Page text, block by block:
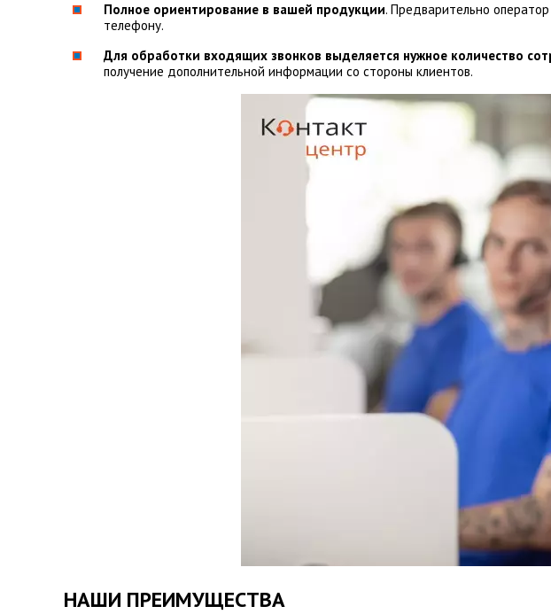
Полное ориентирование в вашей продукции. Предварительно
телефону.
Для обработки входящих звонков выделяется нужное количество
получение дополнительной информации со стороны клиентов.
НАШИ ПРЕИМУЩЕСТВА